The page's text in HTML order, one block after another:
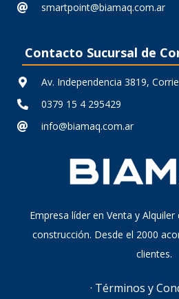
smartpoint@biamaq.com.ar
Contacto Sucursal de
Av. Independencia 3819,
0379 15 4 295429
info@biamaq.com.ar
Empresa líder en Venta y
construcción. Desde el 2000
clientes.
· Términos y